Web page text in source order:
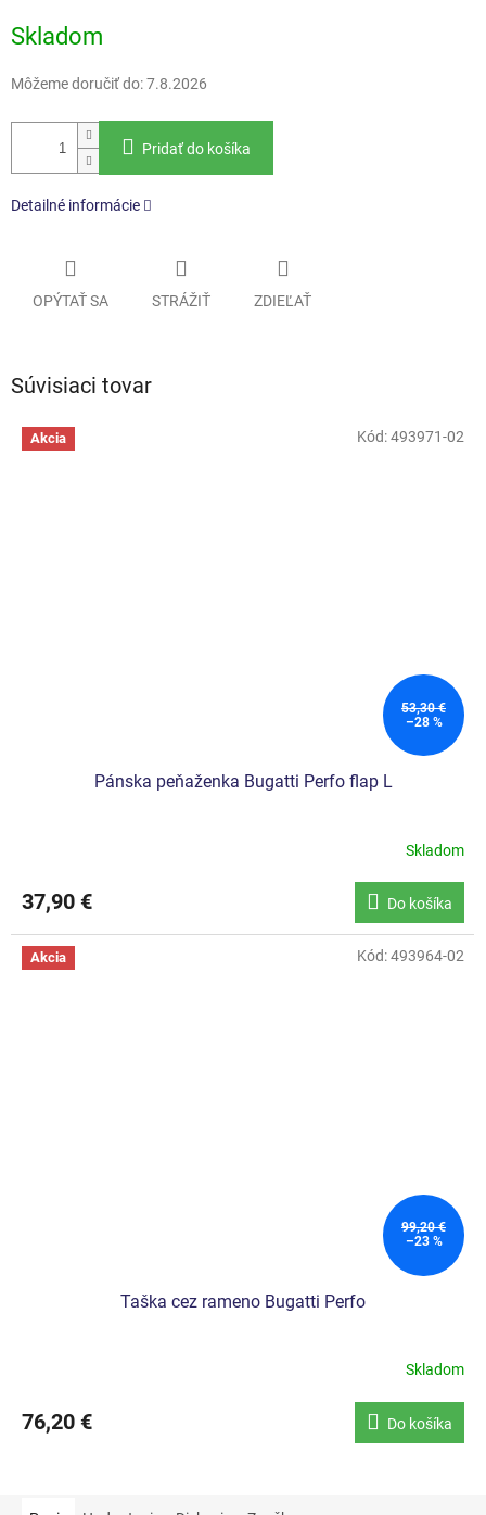
cena:
Skladom
Môžeme doručiť do:7.8.2026
Pridať do košíka
Detailné informácie
OPÝTAŤ SA STRÁŽIŤ ZDIEĽAŤ
Súvisiaci tovar
Akcia
53,30 €
–28 %
Pánska peňaženka Bugatti Perfo flap L
Skladom
37,90 € Do košíka
Kód:493971-02
Akcia
99,20 €
–23 %
Taška cez rameno Bugatti Perfo
Skladom
76,20 € Do košíka
Kód:493964-02